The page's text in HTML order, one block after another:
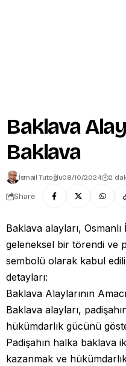
Baklava
Baklava
İsmail Tutoğlu08/10/2024 2
Share
Baklava alayları,
geleneksel bir törendi ve
sembolü olarak kabul
detayları:
Baklava Alaylarının
Baklava alayları,
hükümdarlık gücünü
Padişahın halka baklava
kazanmak ve